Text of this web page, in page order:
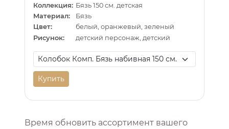
Коллекция: Бязь 150 см. детская
Материал:
Бязь
Цвет:
белый, оранжевый, зеленый
Рисунок:
детский персонаж, детский
Купить
Время обновить ассортимент вашего